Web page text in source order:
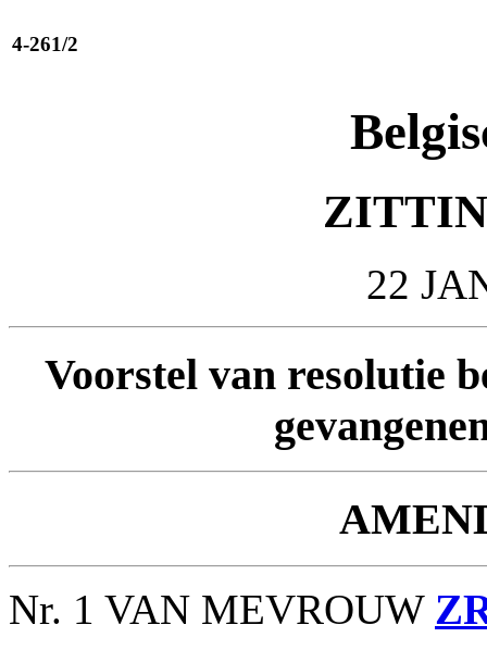
4-261/2
22
Voorstel van resolutie
Nr. 1 VAN MEVROUW